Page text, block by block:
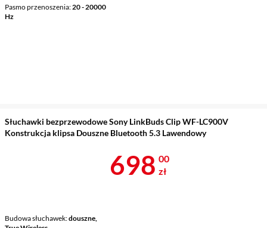
Pasmo przenoszenia 20 - 20000
Hz
Słuchawki bezprzewodowe Sony LinkBuds Clip WF-LC900V
Konstrukcja klipsa Douszne Bluetooth 5.3 Lawendowy
Budowa słuchawek douszne,
Cena 698 zł
698 00
zł